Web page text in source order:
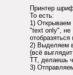
Принтер
То есть:
1) Открываем
"text only", не
2) Выделяем
{всё
TT, делаешь
3)